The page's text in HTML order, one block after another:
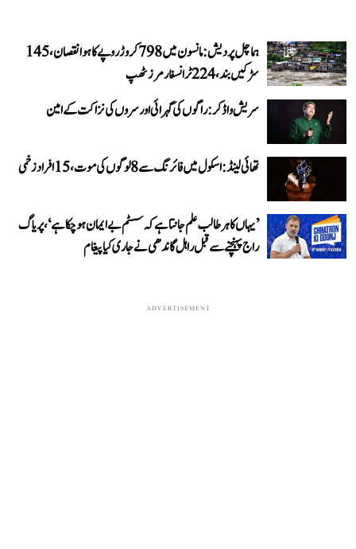
ہماچل پردیش: مانسون میں 798 کروڑ روپے کا ہوا نقصان، 145
سڑکیں بند، 224 ٹرانسفارمرز ٹھپ
سریش واڈکر: راگوں کی گہرائی اور سروں کی نزاکت کے امین
تھائی لینڈ: اسکول میں فائرنگ سے 8 لوگوں کی موت، 15 افراد زخمی
’یہاں کا ہر طالب علم جانتا ہے کہ سسٹم بے ایمان ہو چکا ہے‘، پریاگ
راج پہنچنے سے قبل راہل گاندھی نے جاری کیا پیغام
ADVERTISEMENT